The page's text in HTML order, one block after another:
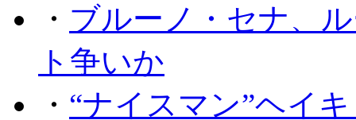
・ ブルーノ・セナ、
ト争いか
・ “ナイスマン”ヘイ